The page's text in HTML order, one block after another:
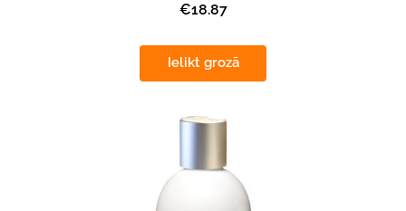
€18.87
Ielikt grozā